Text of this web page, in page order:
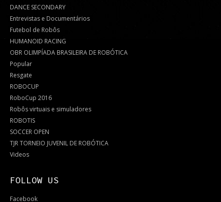
DANCE SECONDARY
Entrevistas e Documentários
Futebol de Robôs
HUMANOID RACING
OBR OLIMPÍADA BRASILEIRA DE ROBÓTICA
Popular
Resgate
ROBOCUP
RoboCup 2016
Robôs virtuais e simuladores
ROBOTIS
SOCCER OPEN
TJR TORNEIO JUVENIL DE ROBÓTICA
Videos
FOLLOW US
Facebook